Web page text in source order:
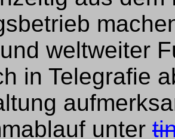
weltweiter
in Telegrafie
unter